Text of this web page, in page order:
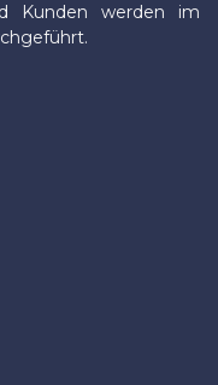
Kunden werden im